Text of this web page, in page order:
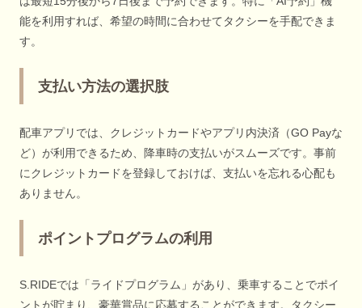
能を利用すれば、希望の時間に合わせてタクシーを手配できま
す。
支払い方法の選択肢
配車アプリでは、クレジットカードやアプリ内決済（GO Payな
ど）が利用できるため、降車時の支払いがスムーズです。事前
にクレジットカードを登録しておけば、支払いを忘れる心配も
ありません。
ポイントプログラムの利用
S.RIDEでは「ライドプログラム」があり、乗車することでポイ
ントが貯まり、豪華賞品に応募することができます。タクシー